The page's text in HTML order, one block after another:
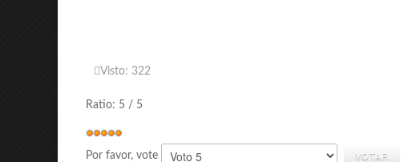
Visto: 322
Ratio: 5 / 5
Por favor, vote